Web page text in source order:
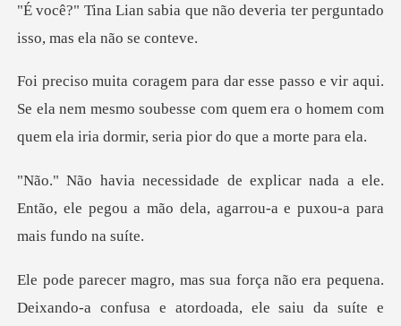
não deveria ter perguntado
i
i.
Se ela nem mesmo soubesse com quem era o homem com
q
ada a ele.
Então, ele pegou a mão dela, ag
confusa e atordoada, ele saiu da suíte e